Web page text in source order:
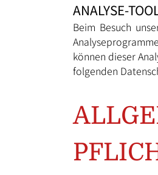
ANALYSE-
Beim Besuch
können dieser
folgenden